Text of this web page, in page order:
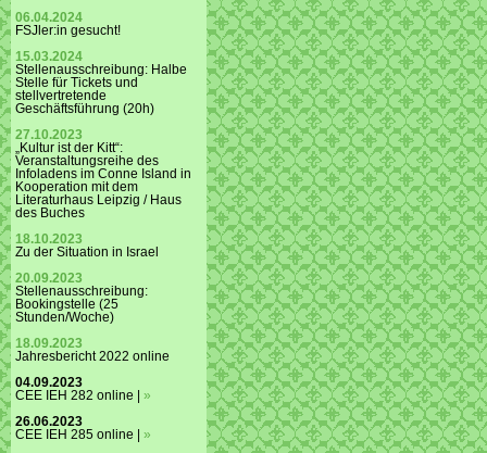
06.04.2024
FSJler:in gesucht!
15.03.2024
Stellenausschreibung: Halbe
Stelle für Tickets und
stellvertretende
Geschäftsführung (20h)
27.10.2023
„Kultur ist der Kitt“:
Veranstaltungsreihe des
Infoladens im Conne Island in
Kooperation mit dem
Literaturhaus Leipzig / Haus
des Buches
18.10.2023
Zu der Situation in Israel
20.09.2023
Stellenausschreibung:
Bookingstelle (25
Stunden/Woche)
18.09.2023
Jahresbericht 2022 online
04.09.2023
CEE IEH 282 online | »
26.06.2023
CEE IEH 285 online | »